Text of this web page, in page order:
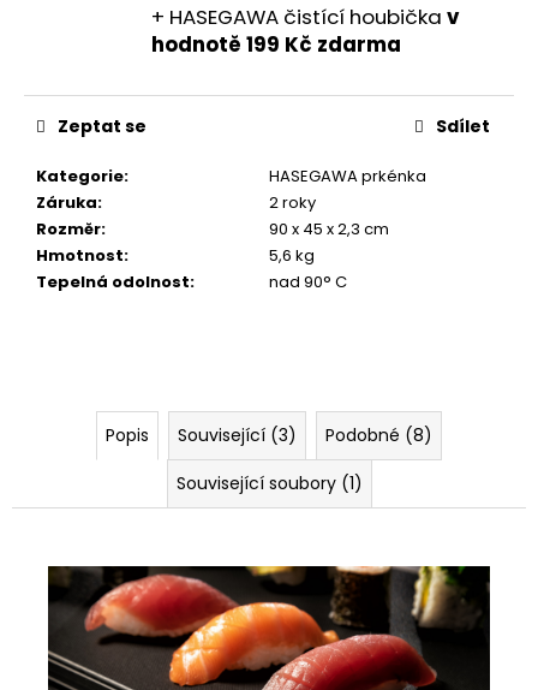
+ HASEGAWA čistící houbička v
hodnotě 199 Kč zdarma
Kategorie:
HASEGAWA prkénka
Záruka:
2 roky
Rozměr:
90 x 45 x 2,3 cm
Hmotnost:
5,6 kg
Tepelná odolnost: nad 90° C
Zeptat se Sdílet
Popis Související (3)
Podobné (8)
Související soubory (1)